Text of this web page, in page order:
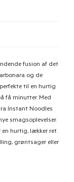
fusion af det
og de
til en hurtig
få minutter. Med
Instant Noodles
smagsoplevelser.
en hurtig, lækker ret.
grøntsager eller